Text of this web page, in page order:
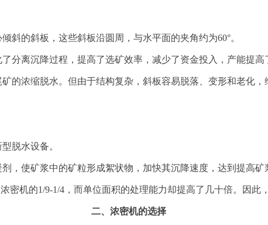
斜的斜板，这些斜板沿圆周，与水平面的夹角约为60°。
分离沉降过程，提高了选矿效率，减少了资金投入，产能提高
的浓缩脱水。但由于结构复杂，斜板容易脱落、变形和老化，
脱水设备。
，使矿浆中的矿粒形成絮状物，加快其沉降速度，达到提高矿
密机的1/9-1/4，而单位面积的处理能力却提高了几十倍。因此
二、浓密机的选择